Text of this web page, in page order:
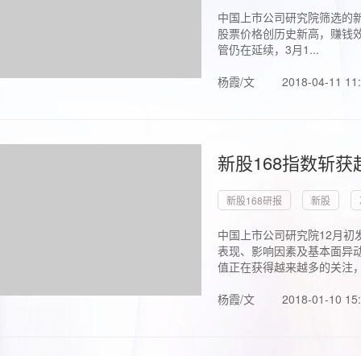
中国上市公司研究院筛选的
股票价格创历史新高，赚钱
管仍在延续，3月1...
杨霞/文
2018-04-11
新股168指数斩
新股168研报 新股
中国上市公司研究院12月初
表现、影响因素及基本面异
值正在获得越来越多的关注
杨霞/文
2018-01-10